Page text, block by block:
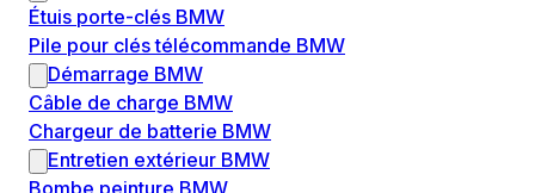
Étuis porte-clés BMW
Pile pour clés télécommande BMW
Démarrage BMW
Câble de charge BMW
Chargeur de batterie BMW
Entretien extérieur BMW